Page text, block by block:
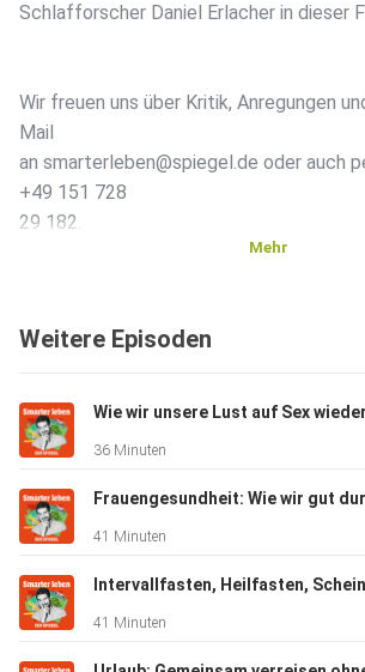
Schlafforscher Daniel Erlacher in dieser
Wir freuen uns über Kritik, Anregungen
Mail
an smarterleben@spiegel.de oder auch
+49 151 728
29 182.
Buch: Anleitung zum Klarträumen
Homepage: unibe.ch
Smarter leben:
Mehr
Weitere Episoden
36 Minuten
41 Minuten
41 Minuten